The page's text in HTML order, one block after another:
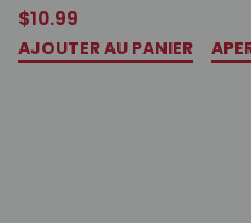
$10.99
AJOUTER AU PANIER